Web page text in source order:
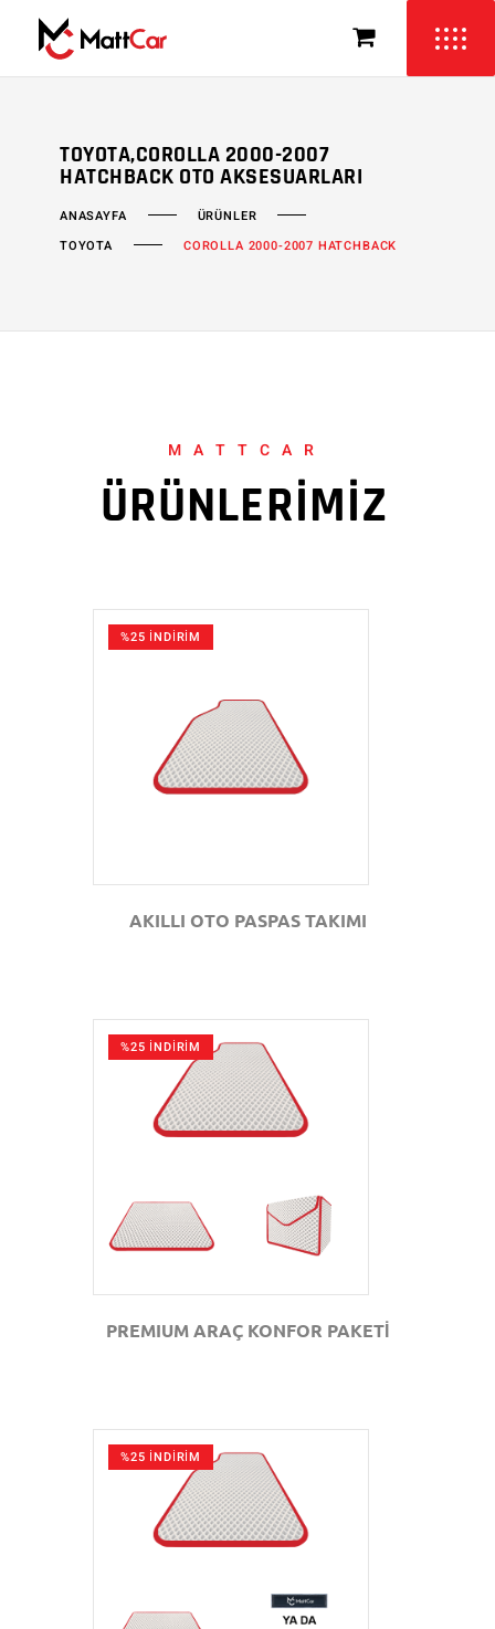
TOYOTA,COROLLA 2000-2007
HATCHBACK OTO AKSESUARLARI
ANASAYFA
ÜRÜNLER
TOYOTA
COROLLA 2000-2007 HATCHBACK
MATTCAR
ÜRÜNLERİMİZ
%25 İNDİRİM
GÖZAT
AKILLI OTO PASPAS TAKIMI
%25 İNDİRİM
PREMIUM ARAÇ KONFOR PAKETİ
%25 İNDİRİM